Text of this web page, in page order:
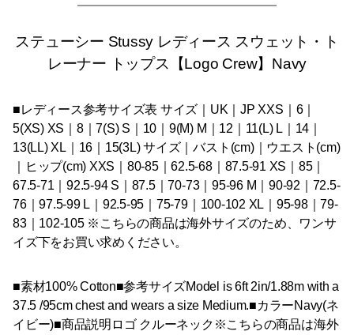
ステューシー Stussy レディース スウェット・ト
レーナー トップス【Logo Crew】Navy
■レディース参考サイズ表 サイズ｜UK｜JP XXS｜6｜
5(XS) XS｜8｜7(S) S｜10｜9(M) M｜12｜11(L) L｜14｜
13(LL) XL｜16｜15(3L) サイズ｜バスト(cm)｜ウエスト(cm)
｜ヒップ(cm) XXS｜80-85｜62.5-68｜87.5-91 XS｜85｜
67.5-71｜92.5-94 S｜87.5｜70-73｜95-96 M｜90-92｜72.5-
76｜97.5-99 L｜92.5-95｜75-79｜100-102 XL｜95-98｜79-
83｜102-105 ※こちらの商品は海外サイズのため、ワンサ
イズ下をお買い求めください。
■素材100% Cotton■参考サイズModel is 6ft 2in/1.88m with a
37.5 /95cm chest and wears a size Medium.■カラーNavy(ネ
イビー)■商品説明ロゴ クルーネック※こちらの商品は海外